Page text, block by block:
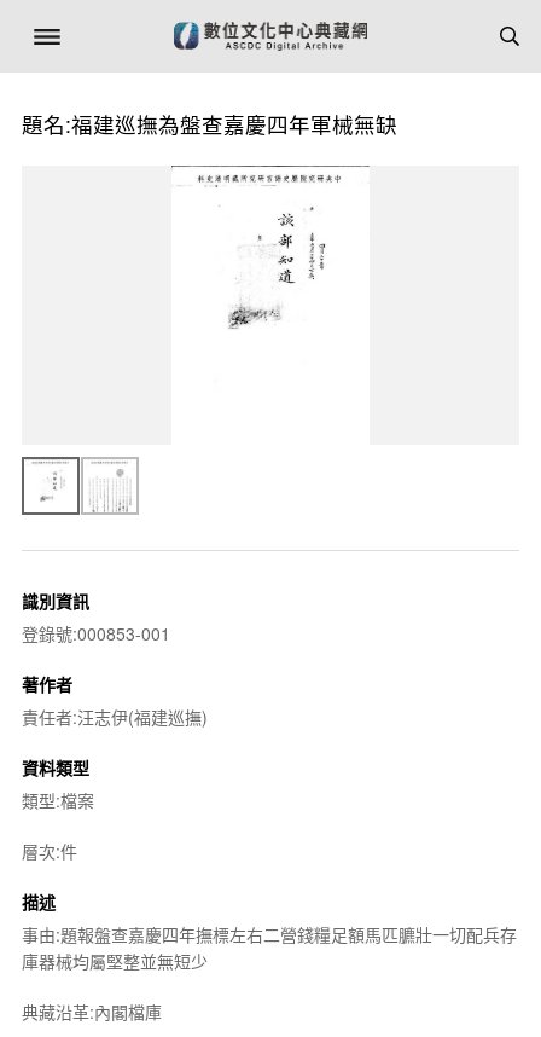
題名:福建巡撫為盤查嘉慶四年軍械無缺
識別資訊
登錄號:000853-001
著作者
責任者:汪志伊(福建巡撫)
資料類型
類型:檔案
層次:件
描述
事由:題報盤查嘉慶四年撫標左右二營錢糧足額馬匹臕壯一切配兵存
庫器械均屬堅整並無短少
典藏沿革:內閣檔庫